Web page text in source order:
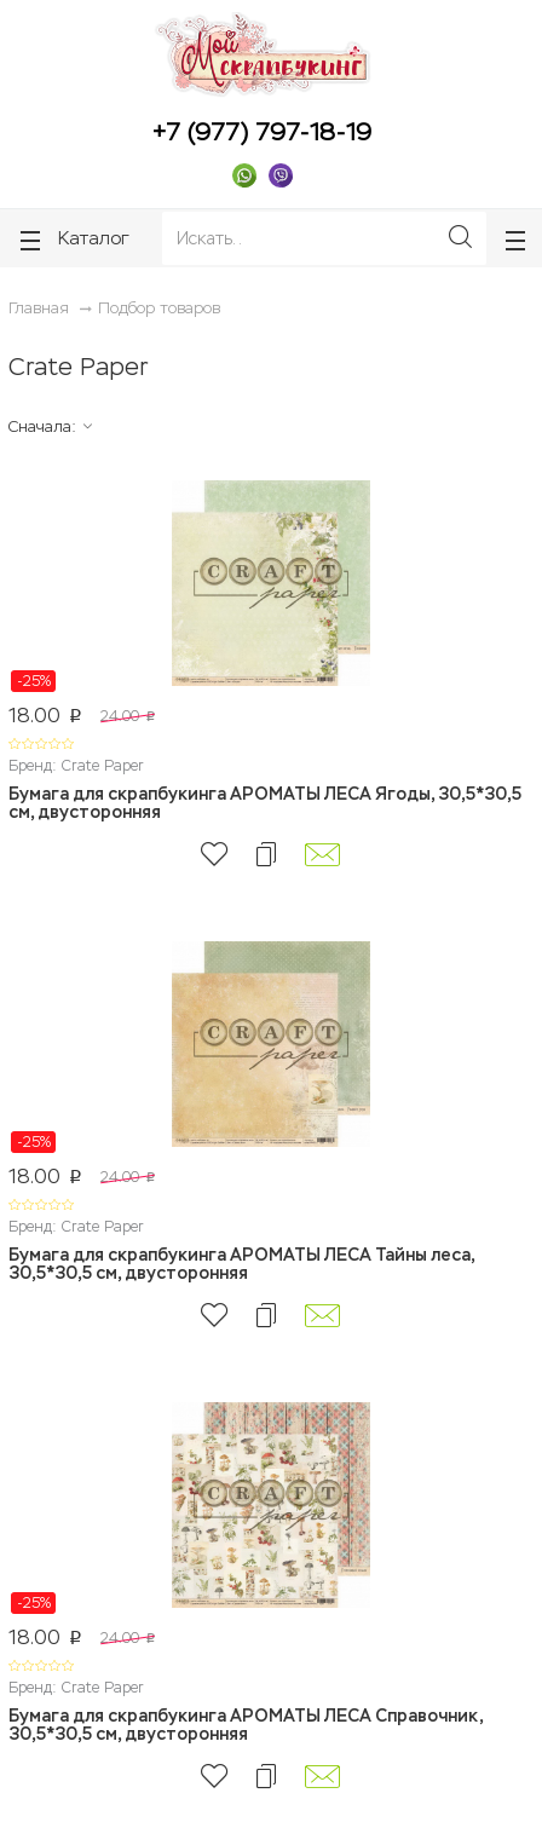
+7 (977) 797-18-19
Каталог
Главная Подбор товаров
Crate Paper
Сначала:
-25%
18.00 p 24.00 p
Бренд: Crate Paper
Бумага для скрапбукинга АРОМАТЫ ЛЕСА Ягоды, 30,5*30,5
см, двусторонняя
-25%
18.00 p 24.00 p
Бренд: Crate Paper
Бумага для скрапбукинга АРОМАТЫ ЛЕСА Тайны леса,
30,5*30,5 см, двусторонняя
-25%
18.00 p 24.00 p
Бренд: Crate Paper
Бумага для скрапбукинга АРОМАТЫ ЛЕСА Справочник,
30,5*30,5 см, двусторонняя